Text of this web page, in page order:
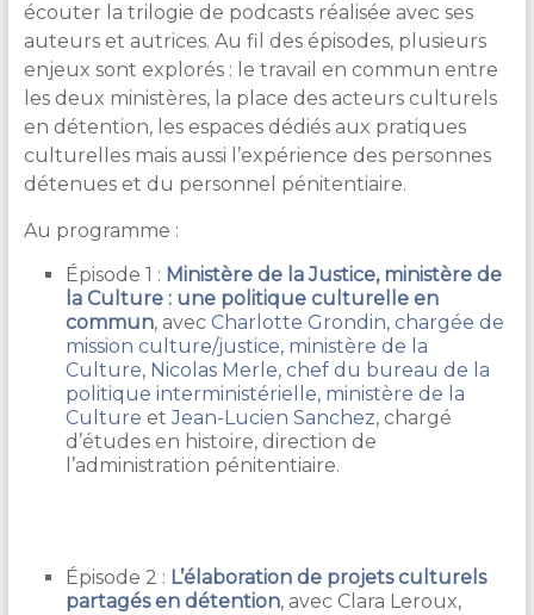
écouter la trilogie de podcasts réalisée avec ses
auteurs et autrices. Au fil des épisodes, plusieurs
enjeux sont explorés : le travail en commun entre
les deux ministères, la place des acteurs culturels
en détention, les espaces dédiés aux pratiques
culturelles mais aussi l’expérience des personnes
détenues et du personnel pénitentiaire.
Au programme :
Épisode 1 : Ministère de la Justice, ministère de
la Culture : une politique culturelle en
commun, avec Charlotte Grondin, chargée de
mission culture/justice, ministère de la
Culture, Nicolas Merle, chef du bureau de la
politique interministérielle, ministère de la
Culture etJean-Lucien Sanchez, chargé
d’études en histoire, direction de
l’administration pénitentiaire.
Épisode 2 : L’élaboration de projets culturels
partagés en détention, avec Clara Leroux,